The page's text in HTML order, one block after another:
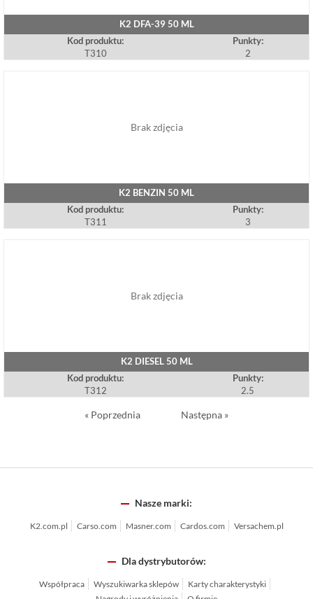
K2 DFA-39 50 ML
Kod produktu:
T310
Punkty:
2
Brak zdjęcia
K2 BENZIN 50 ML
Kod produktu:
T311
Punkty:
3
Brak zdjęcia
K2 DIESEL 50 ML
Kod produktu:
T312
Punkty:
2.5
« Poprzednia Następna »
Nasze marki:
K2.com.pl Carso.com Masner.com Cardos.com Versachem.pl
Dla dystrybutorów:
Współpraca Wyszukiwarka sklepów
Karty charakterystyki